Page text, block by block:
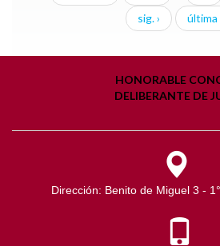
sig. ›
última
HONORABLE
DELIBERANTE DE
Dirección: Benito de Miguel 3 -